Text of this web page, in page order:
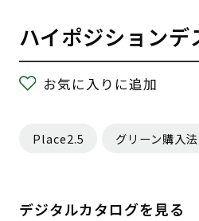
ハイポジションデ
お気に入りに追加
Place2.5 グリーン購入
デジタルカタログを見る